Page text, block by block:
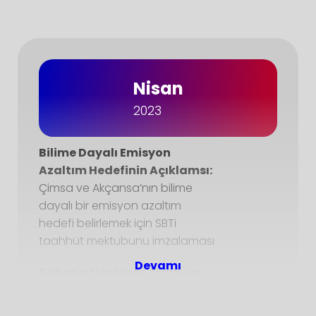
Nisan
2023
Bilime Dayalı Emisyon
Azaltım Hedefinin Açıklamsı:
Çimsa ve Akçansa’nın bilime
dayalı bir emisyon azaltım
hedefi belirlemek için SBTi
taahhüt mektubunu imzalaması
Sabancı Ventures Start-up